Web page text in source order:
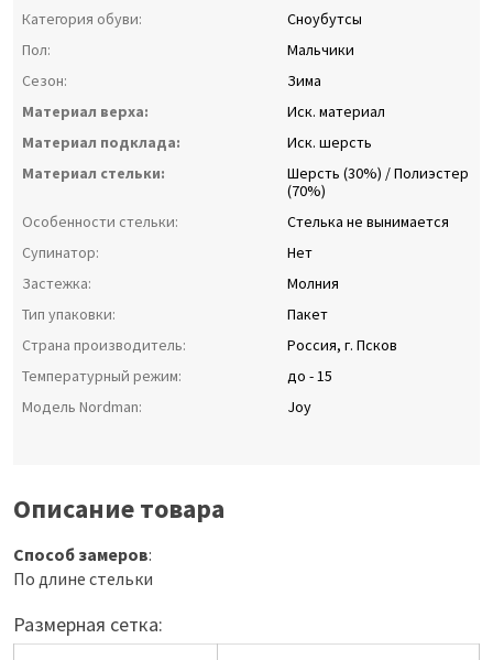
Категория обуви:
Сноубутсы
Пол:
Мальчики
Сезон:
Зима
Материал верха:
Иск. материал
Материал подклада:
Иск. шерсть
Материал стельки:
Шерсть (30%) / Полиэстер
(70%)
Особенности стельки:
Стелька не вынимается
Супинатор:
Нет
Застежка:
Молния
Тип упаковки:
Пакет
Страна производитель:
Россия, г. Псков
Температурный режим:
до - 15
Модель Nordman:
Joy
Описание товара
Способ замеров:
По длине стельки
Размерная сетка: